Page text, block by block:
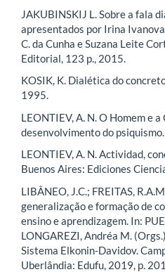
JAKUBINSKIJ L. Sobre a fala
apresentados por Irina
C. da Cunha e Suzana Leite
Editorial, 123 p., 2015.
KOSIK, K. Dialética do
1995.
LEONTIEV, A. N. O Homem e
desenvolvimento do
LEONTIEV, A. N. Actividad,
Buenos Aires: Ediciones
LIBÂNEO, J.C.; FREITAS,
generalização e formação de
ensino e aprendizagem. In:
LONGAREZI, Andréa M.
Sistema Elkonin-Davidov.
Uberlândia: Edufu, 2019, p.